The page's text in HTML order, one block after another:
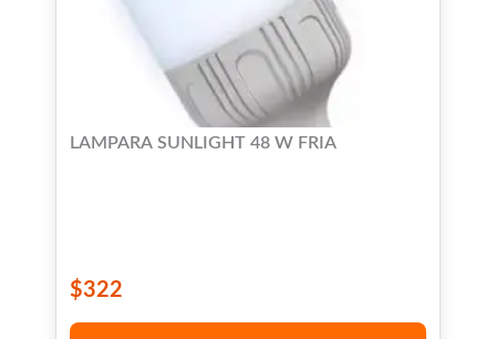
LAMPARA SUNLIGHT 48 W FRIA
$322